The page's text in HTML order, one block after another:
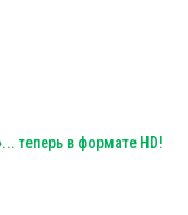
теперь в формате HD!